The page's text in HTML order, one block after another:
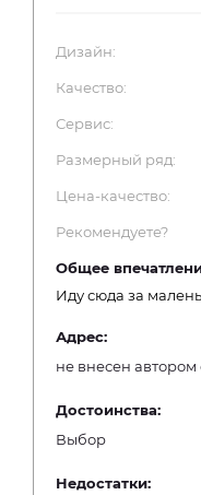
Дизайн:
Качество:
Сервис:
Размерный ряд:
Цена-качество:
Рекомендуете?
Общее
Иду сюда за
Адрес:
не внесен автором
Достоинства:
Выбор
Недостатки: